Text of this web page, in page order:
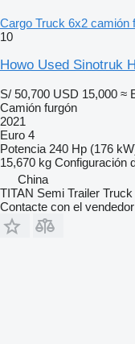
Cargo Truck 6x2 camión
10
Howo Used Sinotruk
S/ 50,700 USD 15,000 ≈
Camión furgón
2021
Euro 4
Potencia 240 Hp (176
15,670 kg Configuración
China
TITAN Semi Trailer Truck
Contacte con el vendedor